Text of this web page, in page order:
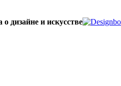
дизайне и искусстве